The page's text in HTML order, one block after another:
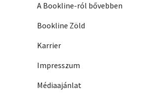
A Bookline-ról bővebben
Bookline Zöld
Karrier
Impresszum
Médiaajánlat